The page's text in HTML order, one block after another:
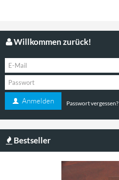
Willkommen zurück!
Anmelden Passwort vergessen?
Bestseller